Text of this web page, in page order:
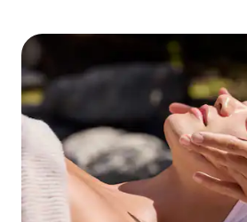
enzymenmasker, oog- en
SPF.